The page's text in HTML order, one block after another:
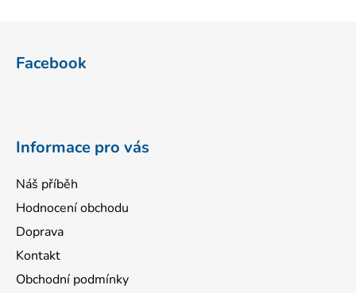
Facebook
Informace pro vás
Náš příběh
Hodnocení obchodu
Doprava
Kontakt
Obchodní podmínky